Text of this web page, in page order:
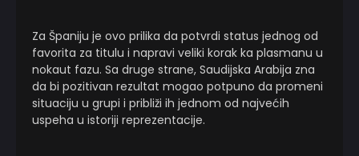
Za Španiju je ovo prilika da potvrdi status jednog od
favorita za titulu i napravi veliki korak ka plasmanu u
nokaut fazu. Sa druge strane, Saudijska Arabija zna
da bi pozitivan rezultat mogao potpuno da promeni
situaciju u grupi i približi ih jednom od najvećih
uspeha u istoriji reprezentacije.